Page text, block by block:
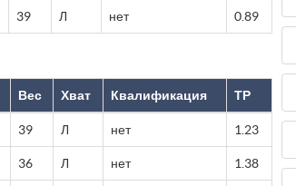
39 Л нет 0.89
Вес Хват Квалификация ТР
39 Л нет 1.23
36 Л нет 1.38